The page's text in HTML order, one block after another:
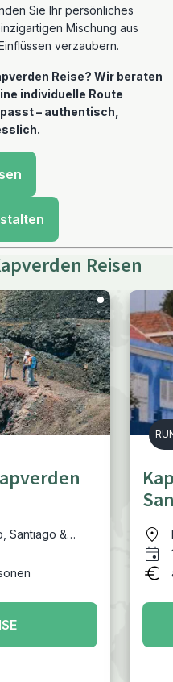
Sie Ihr persönliches
Mischung aus
verzaubern.
Reise? Wir beraten
individuelle Route
– authentisch,
Reisen
Santiago &